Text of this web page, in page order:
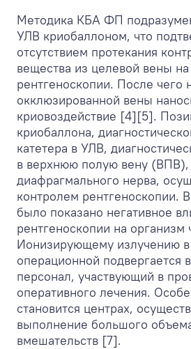
Методика КБА ФП
УЛВ криобаллоном, что
отсутствием протекания
вещества из целевой вены
рентгеноскопии. После чего
окклюзированной вены
криовоздействие [4][5].
криобаллона,
катетера в УЛВ,
в верхнюю полую вену (ВПВ),
диафрагмального нерва,
контролем рентгеноскопии.
было показано негативное
рентгеноскопии на организм
Ионизирующему излучению в
операционной подвергается
персонал, участвующий в
оперативного лечения.
становится центрах,
выполнение большого
вмешательств [7].